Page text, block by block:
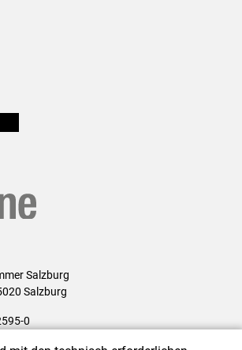
Salzburg
Salzburg
0